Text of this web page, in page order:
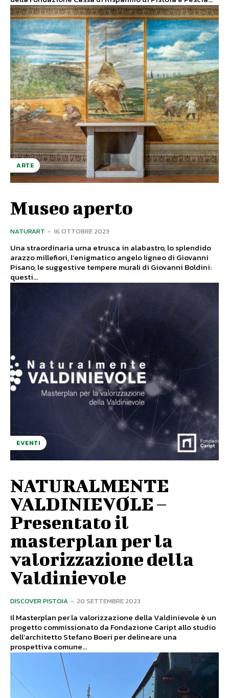
ARTE
Museo aperto
NATURART - 16 OTTOBRE 2023
Una straordinaria urna etrusca in alabastro, lo splendido
arazzo millefiori, l’enigmatico angelo ligneo di Giovanni
Pisano, le suggestive tempere murali di Giovanni Boldini:
questi...
EVENTI
NATURALMENTE
VALDINIEVOLE –
Presentato il
masterplan per la
valorizzazione della
Valdinievole
DISCOVER PISTOIA - 20 SETTEMBRE 2023
Il Masterplan per la valorizzazione della Valdinievole è un
progetto commissionato da Fondazione Caript allo studio
dell’architetto Stefano Boeri per delineare una
prospettiva comune...